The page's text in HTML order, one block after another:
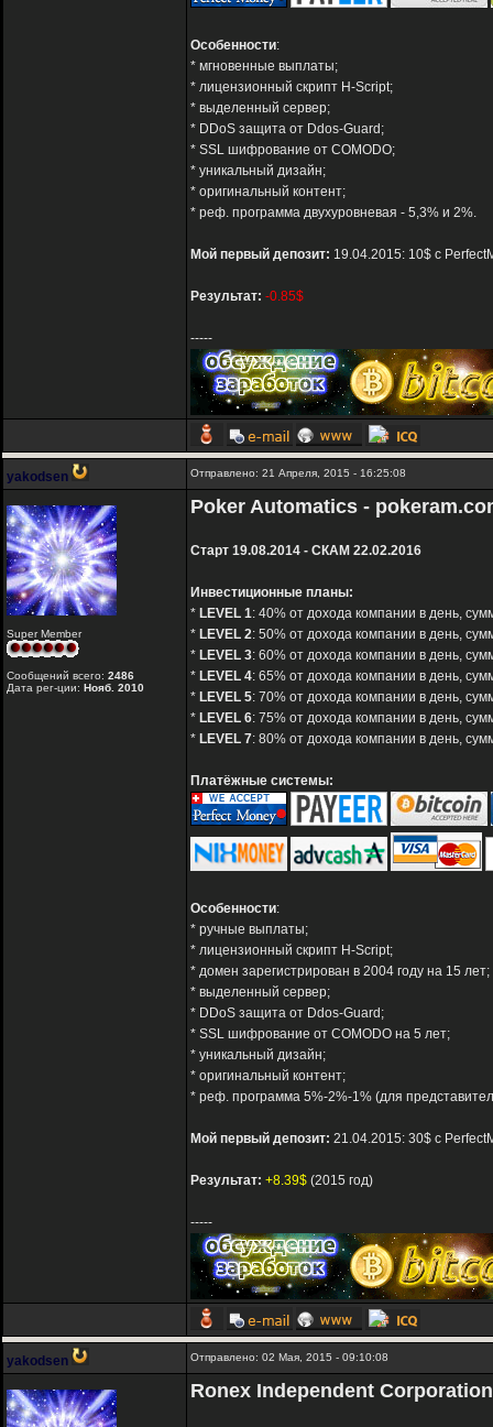
Особенности:
* мгновенные выплаты;
* лицензионный скрипт H-Script;
* выделенный сервер;
* DDoS защита от Ddos-Guard;
* SSL шифрование от COMODO;
* уникальный дизайн;
* оригинальный контент;
* реф. программа двухуровневая - 5,3% и 2%.
Мой первый депозит: 19.04.2015: 10$ с
Результат: -0.85$
-----
yakodsen Отправлено: 21 Апреля, 2015 - 16:25:08
Super Member
Сообщений всего: 2486
Дата рег-ции: Нояб. 2010
Poker Automatics -
Старт 19.08.2014 - СКАМ 22.02.2016
Инвестиционные планы:
* LEVEL 1: 40% от дохода компании в день,
* LEVEL 2: 50% от дохода компании в день,
* LEVEL 3: 60% от дохода компании в день,
* LEVEL 4: 65% от дохода компании в день,
* LEVEL 5: 70% от дохода компании в день,
* LEVEL 6: 75% от дохода компании в день,
* LEVEL 7: 80% от дохода компании в день,
Платёжные системы:
Особенности:
* ручные выплаты;
* лицензионный скрипт H-Script;
* домен зарегистрирован в 2004 году на 15 лет;
* выделенный сервер;
* DDoS защита от Ddos-Guard;
* SSL шифрование от COMODO на 5 лет;
* уникальный дизайн;
* оригинальный контент;
* реф. программа 5%-2%-1% (для
Мой первый депозит: 21.04.2015: 30$ с
Результат: +8.39$ (2015 год)
-----
yakodsen Отправлено: 02 Мая, 2015 - 09:10:08
Ronex Independent